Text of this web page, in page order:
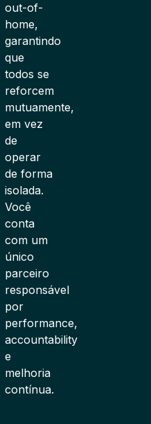
out-of-
home,
garantindo
que
todos se
reforcem
mutuamente,
em vez
de
operar
de forma
isolada.
Você
conta
com um
único
parceiro
responsável
por
performance,
accountability
e
melhoria
contínua.